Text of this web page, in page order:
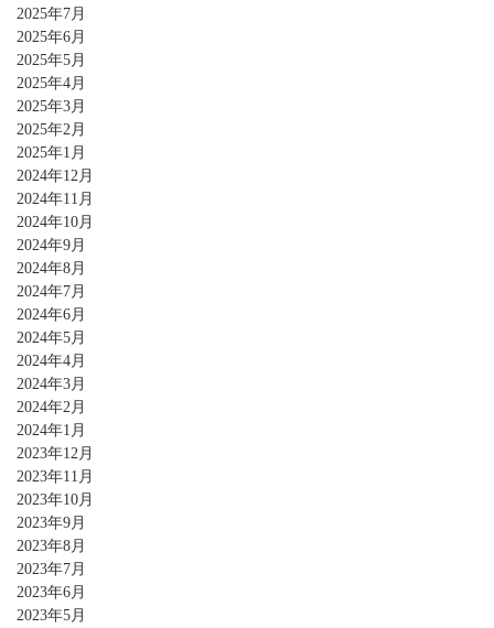
2025年7月
2025年6月
2025年5月
2025年4月
2025年3月
2025年2月
2025年1月
2024年12月
2024年11月
2024年10月
2024年9月
2024年8月
2024年7月
2024年6月
2024年5月
2024年4月
2024年3月
2024年2月
2024年1月
2023年12月
2023年11月
2023年10月
2023年9月
2023年8月
2023年7月
2023年6月
2023年5月